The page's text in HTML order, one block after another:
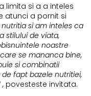
limita si a a inteles
atunci a pornit si
si am inteles ca
stilului de viata,
noastre
se mananca bine,
si combinatii
fapt bazele nutritiei,
povesteste invitata.